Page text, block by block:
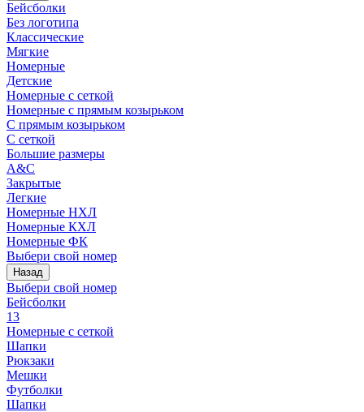
Бейсболки
Без логотипа
Классические
Мягкие
Номерные
Детские
Номерные с сеткой
Номерные с прямым козырьком
С прямым козырьком
С сеткой
Большие размеры
A&C
Закрытые
Легкие
Номерные НХЛ
Номерные КХЛ
Номерные ФК
Выбери свой номер
Назад
Выбери свой номер
Бейсболки
13
Номерные с сеткой
Шапки
Рюкзаки
Мешки
Футболки
Шапки